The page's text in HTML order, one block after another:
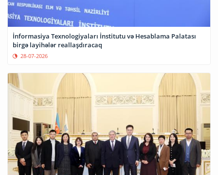
İnformasiya Texnologiyaları İnstitutu və Hesablama Palatası
birgə layihələr reallaşdıracaq
28-07-2026